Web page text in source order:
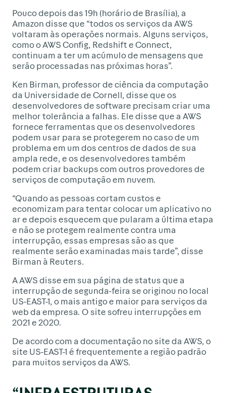
Pouco depois das 19h (horário de Brasília), a
Amazon disse que “todos os serviços da AWS
voltaram às operações normais. Alguns serviços,
como o AWS Config, Redshift e Connect,
continuam a ter um acúmulo de mensagens que
serão processadas nas próximas horas”.
Ken Birman, professor de ciência da computação
da Universidade de Cornell, disse que os
desenvolvedores de software precisam criar uma
melhor tolerância a falhas. Ele disse que a AWS
fornece ferramentas que os desenvolvedores
podem usar para se protegerem no caso de um
problema em um dos centros de dados de sua
ampla rede, e os desenvolvedores também
podem criar backups com outros provedores de
serviços de computação em nuvem.
“Quando as pessoas cortam custos e
economizam para tentar colocar um aplicativo no
ar e depois esquecem que pularam a última etapa
e não se protegem realmente contra uma
interrupção, essas empresas são as que
realmente serão examinadas mais tarde”, disse
Birman à Reuters.
A AWS disse em sua página de status que a
interrupção de segunda-feira se originou no local
US-EAST-1, o mais antigo e maior para serviços da
web da empresa. O site sofreu interrupções em
2021 e 2020.
De acordo com a documentação no site da AWS, o
site US-EAST-1 é frequentemente a região padrão
para muitos serviços da AWS.